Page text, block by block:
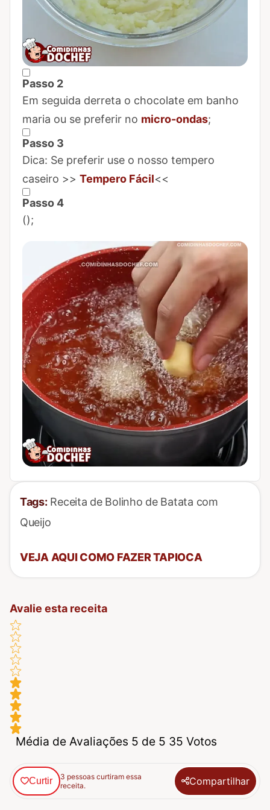
Passo 2
Marcar Passo 2 como concluído
Em seguida derreta o chocolate em banho
maria ou se preferir no micro-ondas;
Passo 3
Marcar Passo 3 como concluído
Dica: Se preferir use o nosso tempero
caseiro >> Tempero Fácil<<
Passo 4
Marcar Passo 4 como concluído
();
Tags: Receita de Bolinho de Batata com
Queijo
VEJA AQUI COMO FAZER TAPIOCA
Avalie esta receita
Média de Avaliações 5 de 5 35 Votos
Curtir
3 pessoas curtiram essa
receita.
Compartilhar